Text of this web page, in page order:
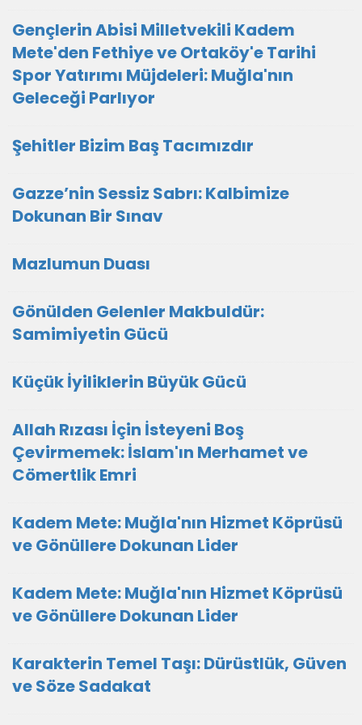
Gençlerin Abisi Milletvekili Kadem
Mete'den Fethiye ve Ortaköy'e Tarihi
Spor Yatırımı Müjdeleri: Muğla'nın
Geleceği Parlıyor
Şehitler Bizim Baş Tacımızdır
Gazze’nin Sessiz Sabrı: Kalbimize
Dokunan Bir Sınav
Mazlumun Duası
​Gönülden Gelenler Makbuldür:
Samimiyetin Gücü
Küçük İyiliklerin Büyük Gücü
Allah Rızası İçin İsteyeni Boş
Çevirmemek: İslam'ın Merhamet ve
Cömertlik Emri
Kadem Mete: Muğla'nın Hizmet Köprüsü
ve Gönüllere Dokunan Lider
Kadem Mete: Muğla'nın Hizmet Köprüsü
ve Gönüllere Dokunan Lider
Karakterin Temel Taşı: Dürüstlük, Güven
ve Söze Sadakat